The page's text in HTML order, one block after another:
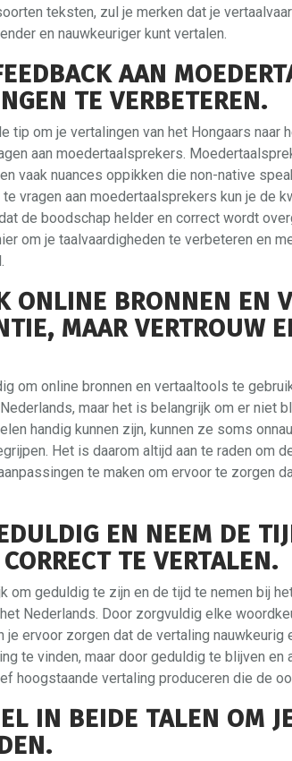
teksten, zul je merken dat je
en nauwkeuriger kunt vertalen.
AAN
TE VERBETEREN.
tip om je vertalingen van het Hongaars
aan moedertaalsprekers.
vaak nuances oppikken die non-native
vragen aan moedertaalsprekers kun je de
de boodschap helder en correct wordt
om je taalvaardigheden te verbeteren en
ONLINE BRONNEN EN
MAAR VERTROUW
om online bronnen en vertaaltools te
maar het is belangrijk om er niet
handig kunnen zijn, kunnen ze soms
Het is daarom altijd aan te raden om
te maken om ervoor te zorgen
EN NEEM DE
TE VERTALEN.
om geduldig te zijn en de tijd te nemen bij
Nederlands. Door zorgvuldig elke
je ervoor zorgen dat de vertaling nauwkeurig
te vinden, maar door geduldig te blijven en
hoogstaande vertaling produceren die de
IN BEIDE TALEN OM